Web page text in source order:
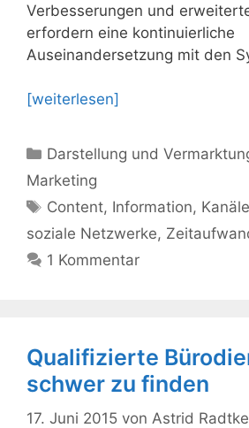
Verbesserungen und
erfordern eine kontinuierliche
Auseinandersetzung mit den
[weiterlesen]
Kategorien
Darstellung und
Marketing
Schlagwörter
Content, Information, Kanäle
soziale Netzwerke,
1 Kommentar
Qualifizierte
schwer zu finden
17. Juni 2015 von Astrid Radtke